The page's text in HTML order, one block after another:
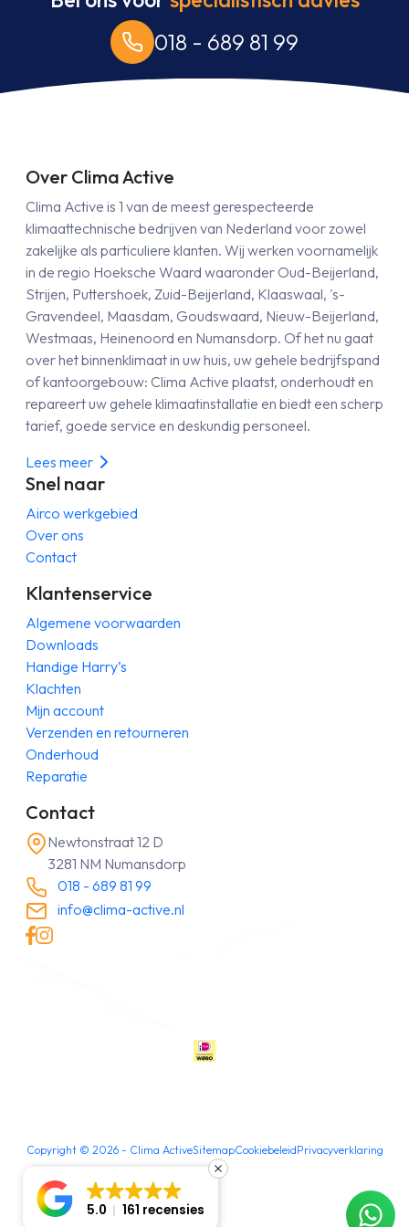
018 - 689 81 99
Over Clima Active
Clima Active is 1 van de meest gerespecteerde
klimaattechnische bedrijven van Nederland voor zowel
zakelijke als particuliere klanten. Wij werken voornamelijk
in de regio Hoeksche Waard waaronder Oud-Beijerland,
Strijen, Puttershoek, Zuid-Beijerland, Klaaswaal, 's-
Gravendeel, Maasdam, Goudswaard, Nieuw-Beijerland,
Westmaas, Heinenoord en Numansdorp. Of het nu gaat
over het binnenklimaat in uw huis, uw gehele bedrijfspand
of kantoorgebouw: Clima Active plaatst, onderhoudt en
repareert uw gehele klimaatinstallatie en biedt een scherp
tarief, goede service en deskundig personeel.
Lees meer
Snel naar
Airco werkgebied
Over ons
Contact
Klantenservice
Algemene voorwaarden
Downloads
Handige Harry’s
Klachten
Mijn account
Verzenden en retourneren
Onderhoud
Reparatie
Contact
Newtonstraat 12 D
3281 NM Numansdorp
018 - 689 81 99
info@clima-active.nl
Copyright © 2026- Clima ActiveSitemapCookiebeleidPrivacyverklaring
5.0 161 recensies